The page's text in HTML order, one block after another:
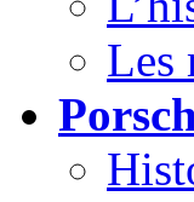
Les